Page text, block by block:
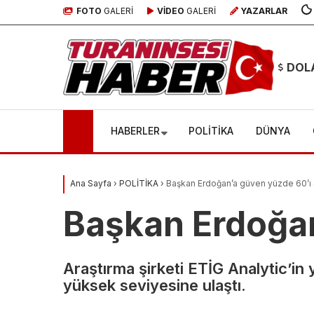
FOTO GALERİ VİDEO GALERİ YAZARLAR
HABERLER POLİTİKA DÜNYA
Ana Sayfa › POLİTİKA › Başkan Erdoğan’a güven yüzde 60’ı
Başkan
Araştırma şirketi ETİG Analytic’in
yüksek seviyesine ulaştı.
Bursa’da